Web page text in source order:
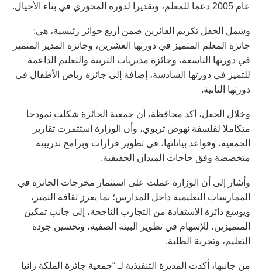
عام 2005 دعما للمعلم، وتقديرا لدوره المحوري في بناء الأجيال.
وشمل الحفل تكريم الفائزين ضمن أربع جوائز رئيسية، هي:
جائزة المعلم المتميز في دورتها العشرين، وجائزة المدير المتميز
في دورتها التاسعة، وجائزة مديريات التربية والتعليم الداعمة
للتميز في دورتها السادسة، إضافة إلى جائزة رياض الأطفال في
دورتها الثانية.
وخلال الحفل، أكد محافظة، أن جمعية الجائزة شكلت نموذجا
متكاملا لفلسفة نهوض تربوي، وأن الوزارة استثمرت تقارير
الجمعية، وقواعد بياناتها، في تطوير قرارات وبرامج تدريبية
متخصصة وفق حاجات الميدان الحقيقية.
وأشار إلى أن الوزارة عملت على استثمار مخرجات الجائزة في
الممارسات التعليمية داخل المدارس؛ بما يعزز ثقافة التميز،
ويوسع دائرة الاستفادة من التجارب الناجحة، إلى جانب تمكين
المتميزين، للإسهام في تطوير البيئة الصفية، وتحسين جودة
التعليم، وتجربة الطلبة.
من جانبها، أكدت المديرة التنفيذية لـ “جمعية جائزة الملكة رانيا